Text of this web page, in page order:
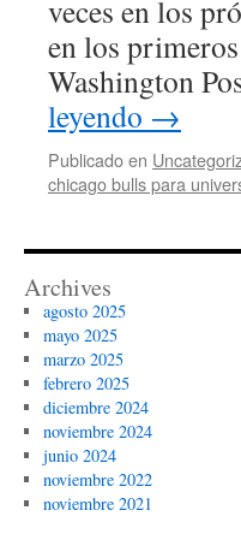
veces en los
en los
Washington
leyendo →
Publicado en
chicago bulls para
Archives
agosto 2025
mayo 2025
marzo 2025
febrero 2025
diciembre 2024
noviembre 2024
junio 2024
noviembre 2022
noviembre 2021